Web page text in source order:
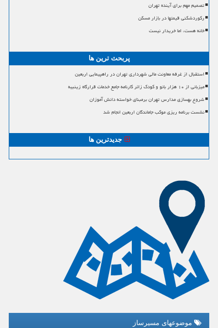
تصمیم مهم برای آینده تهران
رکوردشکنی قیمتها در بازار مسکن
خانه هست، اما خریدار نیست
پربحث ترین ها
استقبال از غرفه معاونت مالی شهرداری تهران در راهپیمایی اربعین
میزبانی از ۱۰ هزار بانو و کودک زائر کارنامه جامع خدمات قرارگاه زینبیه
شروع بهسازی مدارس تهران برمبنای خواسته دانش آموزان
نشست برنامه ریزی موکب جاماندگان اربعین انجام شد
جدیدترین ها
موضوعهای مسیرساز